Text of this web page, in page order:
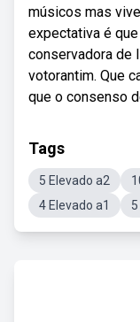
músicos mas
expectativa é
conservadora de
votorantim. Que
que o consenso
Tags
5 Elevado a2
4 Elevado a1